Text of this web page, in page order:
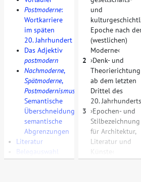
• Postmoderne:
Wortkarriere
im späten
20. Jahrhundert
•
Das Adjektiv
postmodern
• Nachmoderne,
Spätmoderne,
Postmodernismus
Semantische
Überschneidungen,
semantische
Abgrenzungen
•
Literatur
Belegauswahl
und
Epoche nach
(westlichen)
Moderne
2
Denk- und
Theorierichtung
ab dem letzten
Drittel des
20. Jahrhunderts
3
Epochen- und
Stilbezeichnung
für Architektur,
Literatur und
Künste